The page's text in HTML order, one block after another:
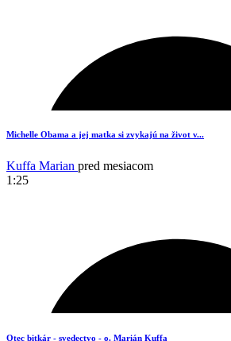
17
17
Michelle Obama a jej matka si zvykajú na život v...
Kuffa Marian pred mesiacom
1:25
Otec bitkár - svedectvo - o. Marián Kuffa